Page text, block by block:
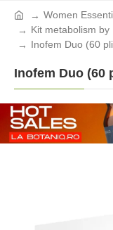
Women
Kit metabolism by
Inofem Duo (60
Inofem Duo (60